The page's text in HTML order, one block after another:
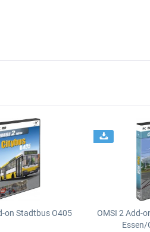
on Stadtbus O405
OMSI 2 Add-
Essen/